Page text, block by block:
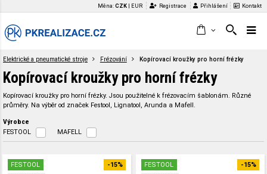
Měna:CZK EUR Registrace Přihlášení Kontakt
Elektrické a pneumatické stroje Frézování Kopírovací kroužky pro horní frézky
Kopírovací kroužky pro horní frézky
Kopírovací kroužky pro horní frézky. Jsou použitelné k frézovacím šablonám. Různé
průměry. Na výběr od značek Festool, Lignatool, Arunda a Mafell.
Výrobce
FESTOOL MAFELL
FESTOOL
-15%
FESTOOL
-15%